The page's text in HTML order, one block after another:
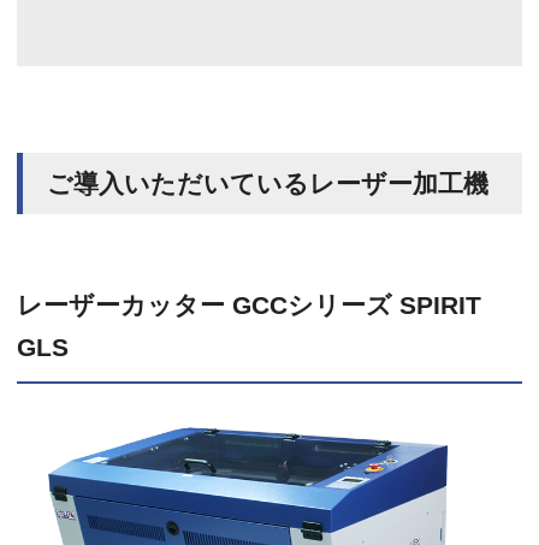
ご導入いただいているレーザー加工機
レーザーカッター GCCシリーズ SPIRIT
GLS